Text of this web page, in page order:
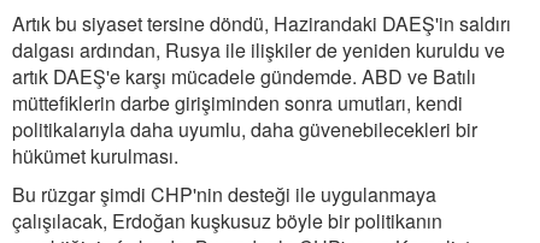
Artık bu siyaset tersine döndü, Hazirandaki DAEŞ'in saldırı
dalgası ardından, Rusya ile ilişkiler de yeniden kuruldu ve
artık DAEŞ'e karşı mücadele gündemde. ABD ve Batılı
müttefiklerin darbe girişiminden sonra umutları, kendi
politikalarıyla daha uyumlu, daha güvenebilecekleri bir
hükümet kurulması.
Bu rüzgar şimdi CHP'nin desteği ile uygulanmaya
çalışılacak, Erdoğan kuşkusuz böyle bir politikanın